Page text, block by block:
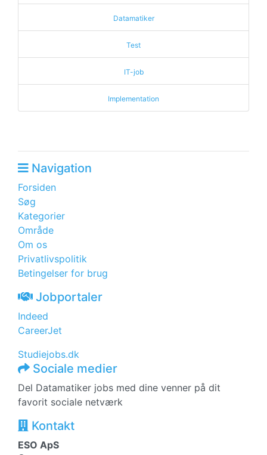
Datamatiker
Test
IT-job
Implementation
Navigation
Forsiden
Søg
Kategorier
Område
Om os
Privatlivspolitik
Betingelser for brug
Jobportaler
Indeed
CareerJet
Studiejobs.dk
Sociale medier
Del Datamatiker jobs med dine venner på dit
favorit sociale netværk
Kontakt
ESO ApS